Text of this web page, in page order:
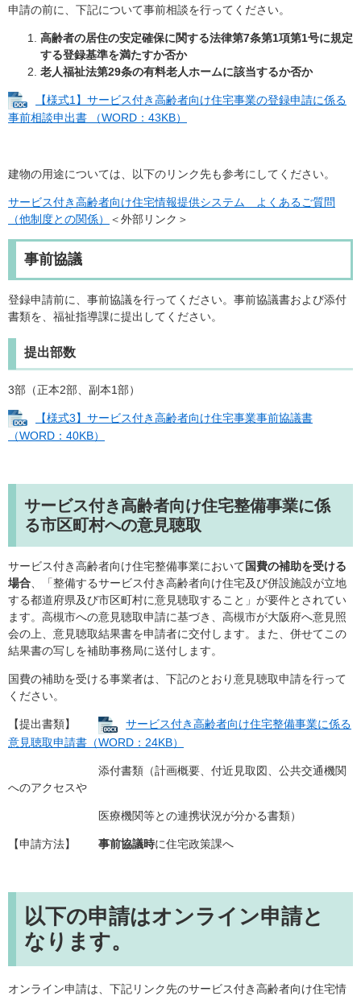
申請の前に、下記について事前相談を行ってください。
高齢者の居住の安定確保に関する法律第7条第1項第1号に規定
する登録基準を満たすか否か
老人福祉法第29条の有料老人ホームに該当するか否か
【様式1】サービス付き高齢者向け住宅事業の登録申請に係る
事前相談申出書 （WORD：43KB）
建物の用途については、以下のリンク先も参考にしてください。
サービス付き高齢者向け住宅情報提供システム よくあるご質問
（他制度との関係）
＜外部リンク＞
事前協議
登録申請前に、事前協議を行ってください。事前協議書および添付
書類を、福祉指導課に提出してください。
提出部数
3部（正本2部、副本1部）
【様式3】サービス付き高齢者向け住宅事業事前協議書
（WORD：40KB）
サービス付き高齢者向け住宅整備事業に係
る市区町村への意見聴取
サービス付き高齢者向け住宅整備事業において国費の補助を受ける
場合、「整備するサービス付き高齢者向け住宅及び併設施設が立地
する都道府県及び市区町村に意見聴取すること」が要件とされてい
ます。高槻市への意見聴取申請に基づき、高槻市が大阪府へ意見照
会の上、意見聴取結果書を申請者に交付します。また、併せてこの
結果書の写しを補助事務局に送付します。
国費の補助を受ける事業者は、下記のとおり意見聴取申請を行って
ください。
【提出書類】
サービス付き高齢者向け住宅整備事業に係る
意見聴取申請書（WORD：24KB）
添付書類（計画概要、付近見取図、公共交通機関
へのアクセスや
医療機関等との連携状況が分かる書類）
【申請方法】 事前協議時に住宅政策課へ
以下の申請はオンライン申請と
なります。
オンライン申請は、下記リンク先のサービス付き高齢者向け住宅情